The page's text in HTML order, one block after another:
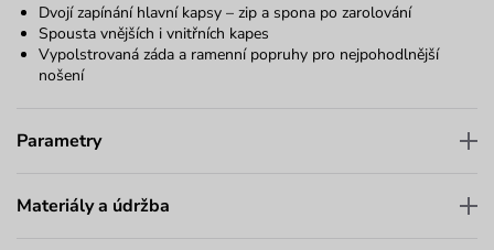
Dvojí zapínání hlavní kapsy – zip a spona po zarolování
Spousta vnějších i vnitřních kapes
Vypolstrovaná záda a ramenní popruhy pro nejpohodlnější
nošení
Parametry
Materiály a údržba